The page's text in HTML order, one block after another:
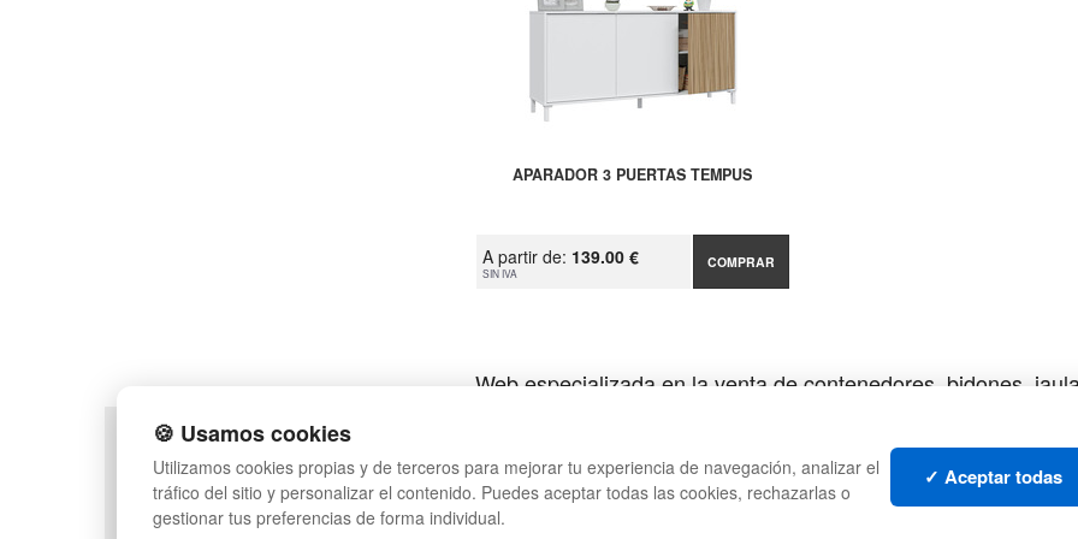
APARADOR 3 PUERTAS TEMPUS
A partir de: 139.00 €
SIN IVA
COMPRAR
Web especializada en la venta de contenedores, bidones,
POLÍTICA DE PRIVACIDAD
CONDICIONES DE USO
CAMBIOS Y DEVOLUCIONES
CONTACTO
PREGUNTAS FRECUENTES
INGRESA A TU CUENTA
ESTANTERÍAS
MANUTENCIÓN
🍪 Usamos cookies
Utilizamos cookies propias y de terceros para mejorar tu experiencia de navegación, analizar el
tráfico del sitio y personalizar el contenido. Puedes aceptar todas las cookies, rechazarlas o
gestionar tus preferencias de forma individual.
✓ Aceptar todas